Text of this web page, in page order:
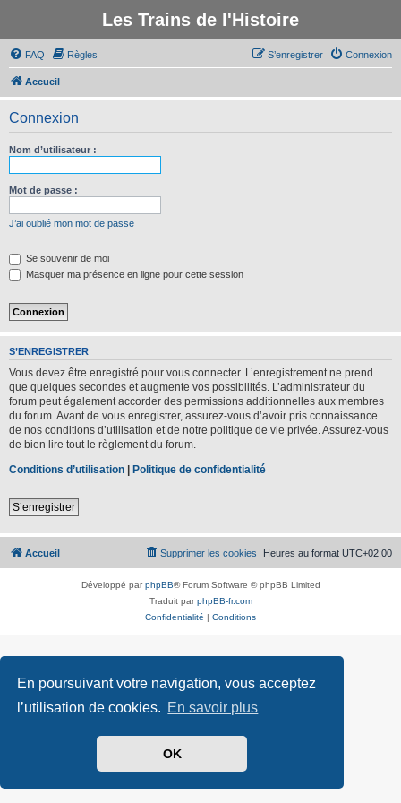
En poursuivant votre navigation, vous acceptez
l’utilisation de cookies. En savoir plus
OK
Les Trains de l'Histoire
FAQ Règles Connexion
S’enregistrer
Accueil
Connexion
Nom d’utilisateur :
Mot de passe :
J’ai oublié mon mot de passe
Se souvenir de moi
Masquer ma présence en ligne pour cette session
S’ENREGISTRER
Vous devez être enregistré pour vous connecter. L’enregistrement ne prend
que quelques secondes et augmente vos possibilités. L’administrateur du
forum peut également accorder des permissions additionnelles aux membres
du forum. Avant de vous enregistrer, assurez-vous d’avoir pris connaissance
de nos conditions d’utilisation et de notre politique de vie privée. Assurez-vous
de bien lire tout le règlement du forum.
Conditions d’utilisation | Politique de confidentialité
S’enregistrer
Accueil Heures au format UTC+02:00
Supprimer les cookies
Développé parphpBB® Forum Software © phpBB Limited
Traduit parphpBB-fr.com
Confidentialité | Conditions